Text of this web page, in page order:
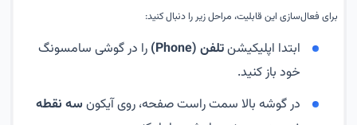
برای فعال‌سازی این قابلیت، مراحل زیر را دنبال کنید:
ابتدا اپلیکیشنتلفن (Phone)
را در گوشی سامسونگ
خود باز کنید.
در گوشه بالا سمت راست صفحه، روی آیکون سه نقطه